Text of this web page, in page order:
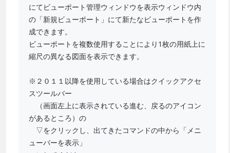
にてビューポート管理ウィンドウを表示ウィンドウ内
の「新規ビューポート」にて新たなビューポートを作
成できます。
ビューポートを複数使用することにより1枚の用紙上に
縮尺の異なる図面を表示できます。
※２０１１以降を使用している場合はクイックアクセ
スツールバー
（画面左上に表示されている進む、戻るのアイコン
があるところ）の
▽をクリックし、出てきたコマンドの中から「メニ
ューバーを表示」